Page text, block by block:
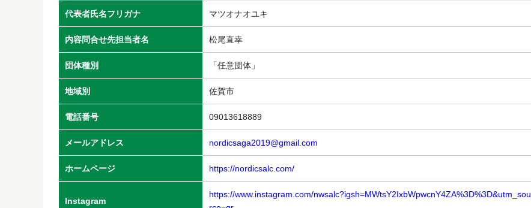
代表者氏名フリガナ マツオナオユキ
内容問合せ先担当者名 松尾直幸
団体種別 「任意団体」
地域別 佐賀市
電話番号 09013618889
メールアドレス nordicsaga2019@gmail.com
ホームページ https://nordicsalc.com/
Instagram
https://www.instagram.com/nwsalc?igsh=MWtsY2IxbWpwcnY4ZA%3D%3D&utm_sou